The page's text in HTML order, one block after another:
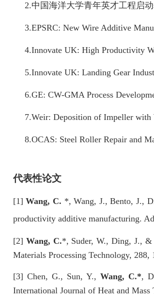
2.中国海洋大学青年英才工程启
3.EPSRC: New Wire Additive
4.Innovate UK: High Productivity
5.Innovate UK: Landing Gear
6.GE: CW-GMA Process
7.Weir: Deposition of Impeller with
8.OCAS: Steel Roller Repair and
代表性论文
[1] Wang, C. *, Wang, J., Bento, J.,
productivity additive manufacturing.
[2] Wang, C.*, Suder, W., Ding, J., &
Materials Processing Technology, 288,
[3] Chen, G., Sun, Y.,Wang, C.*,
International Journal of Heat and Mass